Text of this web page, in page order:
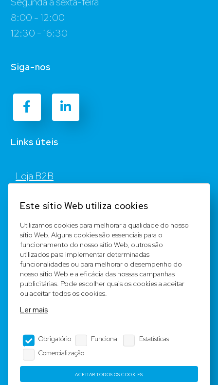
8:00 - 12:00
12:30 - 16:30
Siga-nos
Links úteis
Loja B2B
Registar
Equipa
Notícia legal
Editorial
Proteção de dados
Este sítio Web utiliza cookies
Utilizamos cookies para melhorar a qualidade do nosso
sítio Web. Alguns cookies são essenciais para o
funcionamento do nosso sítio Web, outros são
utilizados para implementar determinadas
funcionalidades ou para melhorar o desempenho do
nosso sítio Web e a eficácia das nossas campanhas
publicitárias. Pode escolher quais os cookies a aceitar
ou aceitar todos os cookies.
Ler mais
Obrigatório Funcional
Estatísticas
Comercialização
ACEITAR TODOS OS COOKIES